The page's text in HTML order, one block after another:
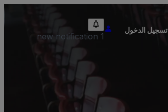
تسجيل الدخول
1 new notification